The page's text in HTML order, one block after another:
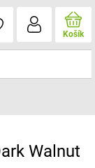
Košík
Walnut